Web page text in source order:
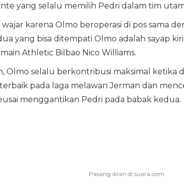
yang selalu memilih Pedri dalam tim
karena Olmo beroperasi di pos sama
yang bisa ditempati Olmo adalah sayap
Athletic Bilbao Nico Williams.
Olmo selalu berkontribusi maksimal ketika
pada laga melawan Jerman dan
menggantikan Pedri pada babak kedua.